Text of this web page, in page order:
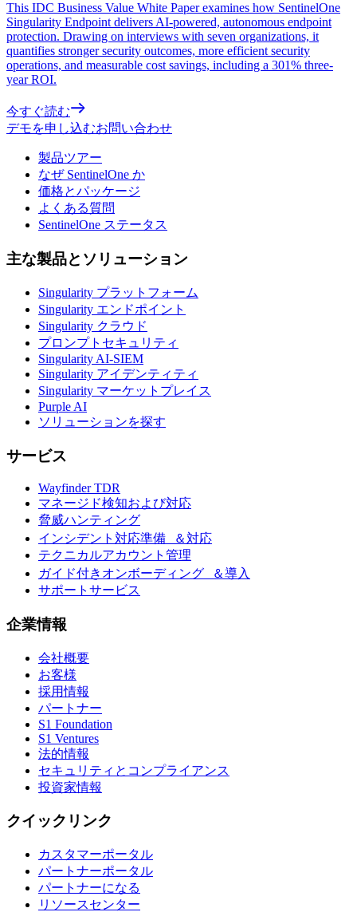
This IDC Business Value White Paper examines how SentinelOne
Singularity Endpoint delivers AI-powered, autonomous endpoint
protection. Drawing on interviews with seven organizations, it
quantifies stronger security outcomes, more efficient security
operations, and measurable cost savings, including a 301% three-
year ROI.
今すぐ読む
デモを申し込むお問い合わせ
製品ツアー
なぜ SentinelOne か
価格とパッケージ
よくある質問
SentinelOne ステータス
主な製品とソリューション
Singularity プラットフォーム
Singularity エンドポイント
Singularity クラウド
プロンプトセキュリティ
Singularity AI-SIEM
Singularity アイデンティティ
Singularity マーケットプレイス
Purple AI
ソリューションを探す
サービス
Wayfinder TDR
マネージド検知および対応
脅威ハンティング
インシデント対応準備 ＆対応
テクニカルアカウント管理
ガイド付きオンボーディング ＆導入
サポートサービス
企業情報
会社概要
お客様
採用情報
パートナー
S1 Foundation
S1 Ventures
法的情報
セキュリティとコンプライアンス
投資家情報
クイックリンク
カスタマーポータル
パートナーポータル
パートナーになる
リソースセンター